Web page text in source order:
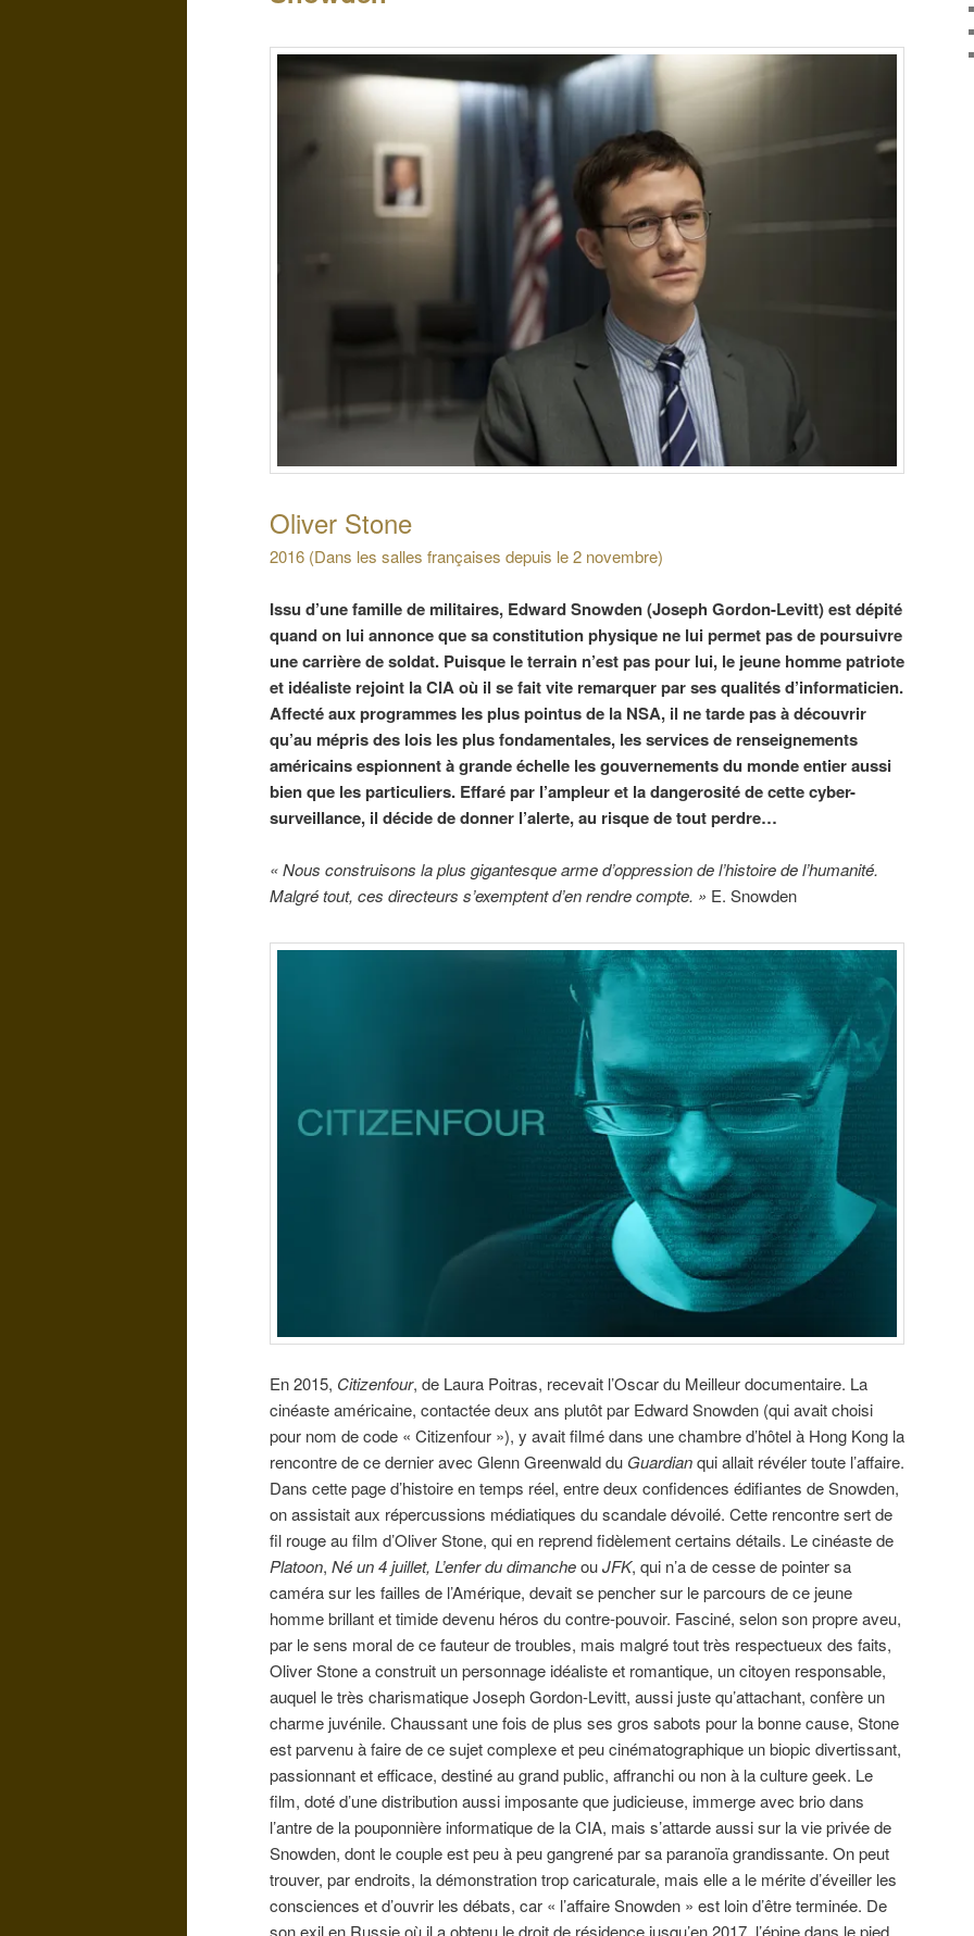
Oliver Stone
2016 (Dans les salles françaises depuis le 2 novembre)
Issu d’une famille de militaires, Edward Snowden (Joseph Gordon-Levitt) est dépité
quand on lui annonce que sa constitution physique ne lui permet pas de poursuivre
une carrière de soldat. Puisque le terrain n’est pas pour lui, le jeune homme patriote
et idéaliste rejoint la CIA où il se fait vite remarquer par ses qualités d’informaticien.
Affecté aux programmes les plus pointus de la NSA, il ne tarde pas à découvrir
qu’au mépris des lois les plus fondamentales, les services de renseignements
américains espionnent à grande échelle les gouvernements du monde entier aussi
bien que les particuliers. Effaré par l’ampleur et la dangerosité de cette cyber-
surveillance, il décide de donner l’alerte, au risque de tout perdre…
« Nous construisons la plus gigantesque arme d’oppression de l’histoire de l’humanité.
Malgré tout, ces directeurs s’exemptent d’en rendre compte. » E. Snowden
En 2015, Citizenfour, de Laura Poitras, recevait l’Oscar du Meilleur documentaire. La
cinéaste américaine, contactée deux ans plutôt par Edward Snowden (qui avait choisi
pour nom de code « Citizenfour »), y avait filmé dans une chambre d’hôtel à Hong Kong la
rencontre de ce dernier avec Glenn Greenwald du Guardianqui allait révéler toute l’affaire.
Dans cette page d’histoire en temps réel, entre deux confidences édifiantes de Snowden,
on assistait aux répercussions médiatiques du scandale dévoilé. Cette rencontre sert de
fil rouge au film d’Oliver Stone, qui en reprend fidèlement certains détails. Le cinéaste de
Platoon, Né un 4 juillet, L’enfer du dimancheouJFK, qui n’a de cesse de pointer sa
caméra sur les failles de l’Amérique, devait se pencher sur le parcours de ce jeune
homme brillant et timide devenu héros du contre-pouvoir. Fasciné, selon son propre aveu,
par le sens moral de ce fauteur de troubles, mais malgré tout très respectueux des faits,
Oliver Stone a construit un personnage idéaliste et romantique, un citoyen responsable,
auquel le très charismatique Joseph Gordon-Levitt, aussi juste qu’attachant, confère un
charme juvénile. Chaussant une fois de plus ses gros sabots pour la bonne cause, Stone
est parvenu à faire de ce sujet complexe et peu cinématographique un biopic divertissant,
passionnant et efficace, destiné au grand public, affranchi ou non à la culture geek. Le
film, doté d’une distribution aussi imposante que judicieuse, immerge avec brio dans
l’antre de la pouponnière informatique de la CIA, mais s’attarde aussi sur la vie privée de
Snowden, dont le couple est peu à peu gangrené par sa paranoïa grandissante. On peut
trouver, par endroits, la démonstration trop caricaturale, mais elle a le mérite d’éveiller les
consciences et d’ouvrir les débats, car « l’affaire Snowden » est loin d’être terminée. De